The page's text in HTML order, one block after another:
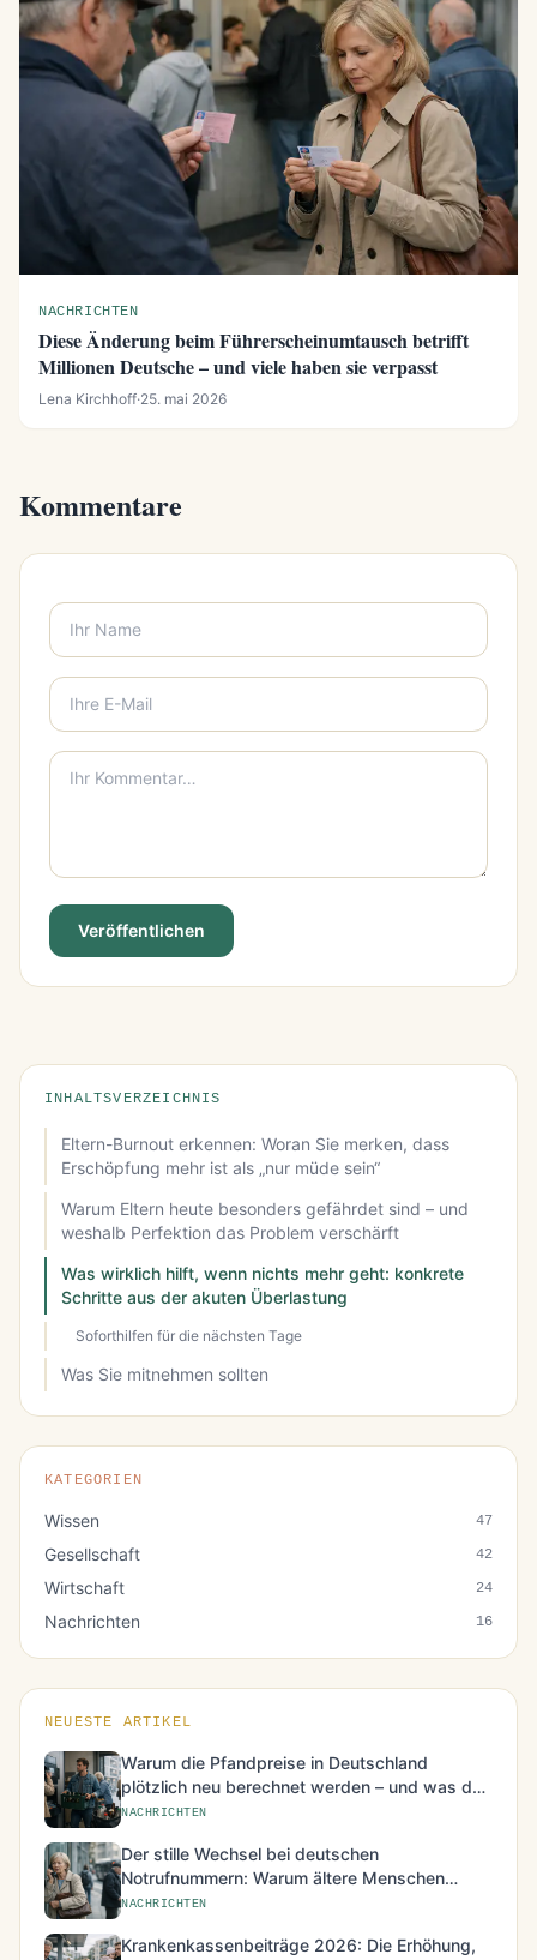
NACHRICHTEN
Diese Änderung beim Führerscheinumtausch betrifft
Millionen Deutsche – und viele haben sie verpasst
Lena Kirchhoff·25. mai 2026
Kommentare
Veröffentlichen
INHALTSVERZEICHNIS
Eltern-Burnout erkennen: Woran Sie merken, dass
Erschöpfung mehr ist als „nur müde sein“
Warum Eltern heute besonders gefährdet sind – und
weshalb Perfektion das Problem verschärft
Was wirklich hilft, wenn nichts mehr geht: konkrete
Schritte aus der akuten Überlastung
Soforthilfen für die nächsten Tage
Was Sie mitnehmen sollten
KATEGORIEN
Wissen 47
Gesellschaft 42
Wirtschaft 24
Nachrichten 16
NEUESTE ARTIKEL
Warum die Pfandpreise in Deutschland
plötzlich neu berechnet werden – und was das
für den Alltag bedeutet
NACHRICHTEN
Der stille Wechsel bei deutschen
Notrufnummern: Warum ältere Menschen
besonders betroffen sind
NACHRICHTEN
Krankenkassenbeiträge 2026: Die Erhöhung,